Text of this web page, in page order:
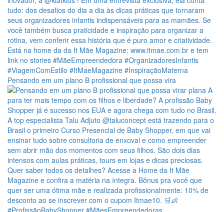
Pensando em um plano B profissional que possa vira